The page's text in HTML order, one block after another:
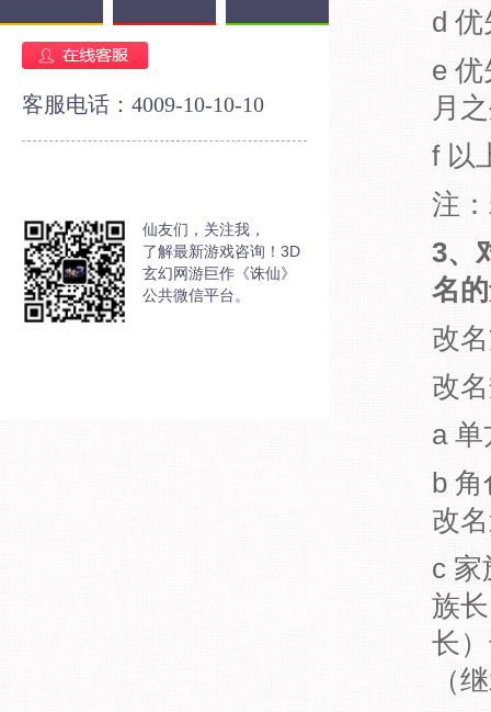
客服电话：4009-10-10-10
仙友们，关注我，
了解最新游戏咨询！3D
玄幻网游巨作《诛仙》
公共微信平台。
d
e
月
f 以
注
3、
名
改
改
a
b
改
c 家
族
长
（